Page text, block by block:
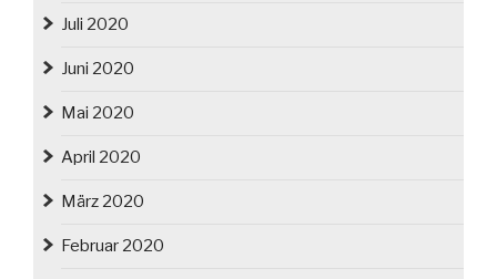
Juli 2020
Juni 2020
Mai 2020
April 2020
März 2020
Februar 2020